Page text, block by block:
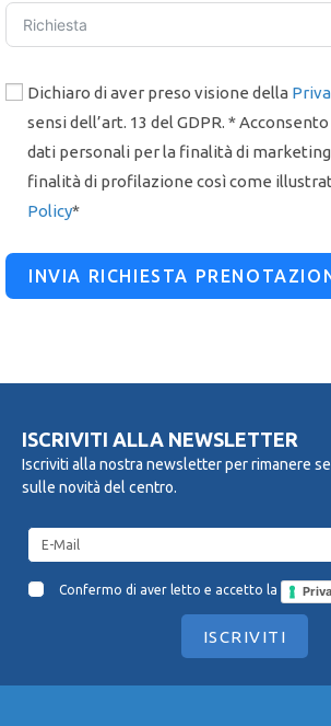
Dichiaro di aver preso visione della
sensi dell’art. 13 del GDPR. *
dati personali per la finalità di
finalità di profilazione così come
Policy*
INVIA RICHIESTA
ISCRIVITI ALLA NEWSLETTER
Iscriviti alla nostra newsletter per rimanere
sulle novità del centro.
Confermo di aver letto e accetto la
ISCRIVITI